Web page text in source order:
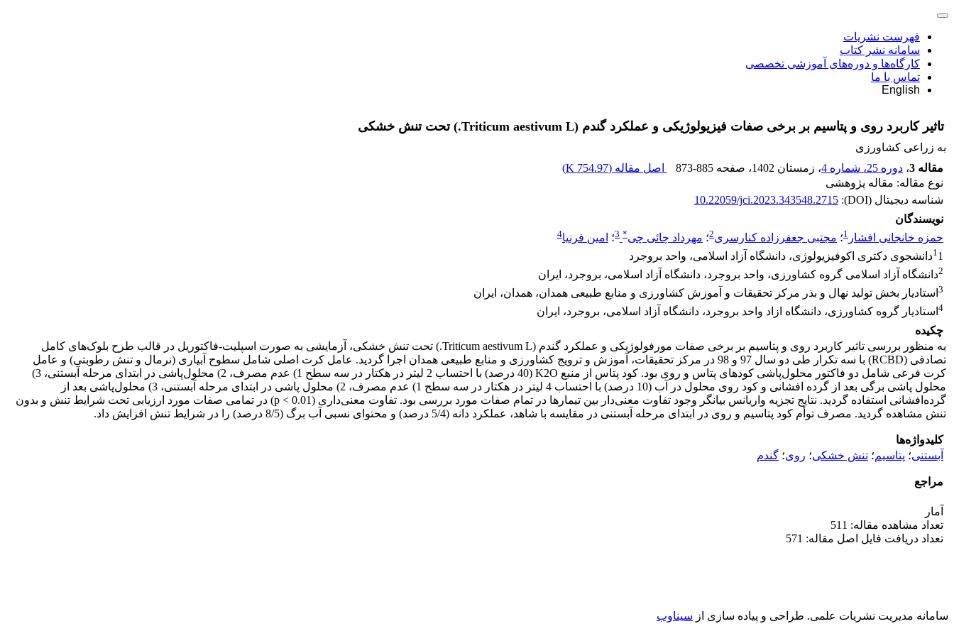
فهرست نشریات
سامانه نشر کتاب
کارگاه‌ها و دوره‌های آموزشی تخصصی
تماس با ما
English
تاثیر کاربرد روی و پتاسیم بر برخی صفات فیزیولوژیکی و عملکرد گندم (Triticum aestivum L.) تحت تنش خشکی
به زراعی کشاورزی
مقاله 3
، دوره 25، شماره 4 ، زمستان 1402 ، صفحه 873-885 اصل مقاله (754.97 K
)
نوع مقاله: مقاله پژوهشی
شناسه دیجیتال (DOI):
10.22059/jci.2023.343548.2715
نویسندگان
حمزه خانجانی افشار 1؛ مجتبی جعفرزاده کنارسری2؛ مهرداد چائی چی*
3؛ امین فرنیا4
11دانشجوی دکتری اکوفیزیولوژی، دانشگاه آزاد اسلامی، واحد بروجرد
2دانشگاه آزاد اسلامی گروه کشاورزی، واحد بروجرد، دانشگاه آزاد اسلامی، بروجرد، ایران
3 استادیار بخش تولید نهال و بذر مرکز تحقیقات و آموزش کشاورزی و منابع طبیعی همدان، همدان، ایران
4 استادیار گروه کشاورزی، دانشگاه ازاد واحد بروجرد، دانشگاه آزاد اسلامی، بروجرد، ایران
چکیده
به منظور بررسی تاثیر کاربرد روی و پتاسیم بر برخی صفات مورفولوژیکی و عملکرد گندم (Triticum aestivum L.) تحت تنش خشکی، آزمایشی به صورت اسپلیت-فاکتوریل در قالب طرح بلوک‌های کامل
تصادفی (RCBD) با سه تکرار طی دو سال 97 و 98 در مرکز تحقیقات، آموزش و ترویج کشاورزی و منابع طبیعی همدان اجرا گردید. عامل کرت اصلی شامل سطوح آبیاری (نرمال و تنش رطوبتی) و عامل
کرت فرعی شامل دو فاکتور محلول‌پاشی کودهای پتاس و روی بود. کود پتاس از منبع K2O (40 درصد) با احتساب 2 لیتر در هکتار در سه سطح 1) عدم مصرف، 2) محلول‌پاشی در ابتدای مرحله آبستنی، 3)
محلول پاشی برگی بعد از گرده افشانی و کود روی محلول در آب (10 درصد) با احتساب 4 لیتر در هکتار در سه سطح 1) عدم مصرف، 2) محلول پاشی در ابتدای مرحله آبستنی، 3) محلول‌پاشی بعد از
گرده‌افشانی استفاده گردید. نتایج تجزیه واریانس بیانگر وجود تفاوت معنی‌دار بین تیمارها در تمام صفات مورد بررسی بود. تفاوت معنی‌داری (p < 0.01) در تمامی صفات مورد ارزیابی تحت شرایط تنش و بدون
تنش مشاهده گردید. مصرف توأم کود پتاسیم و روی در ابتدای مرحله آبستنی در مقایسه با شاهد، عملکرد دانه (5/4 درصد) و محتوای نسبی آب برگ (8/5 درصد) را در شرایط تنش افزایش داد.
کلیدواژه‌ها
آبستنی؛ پتاسیم؛ تنش خشکی؛ روی؛ گندم
مراجع
آمار
تعداد مشاهده مقاله: 511
تعداد دریافت فایل اصل مقاله: 571
سامانه مدیریت نشریات علمی. طراحی و پیاده سازی از سیناوب